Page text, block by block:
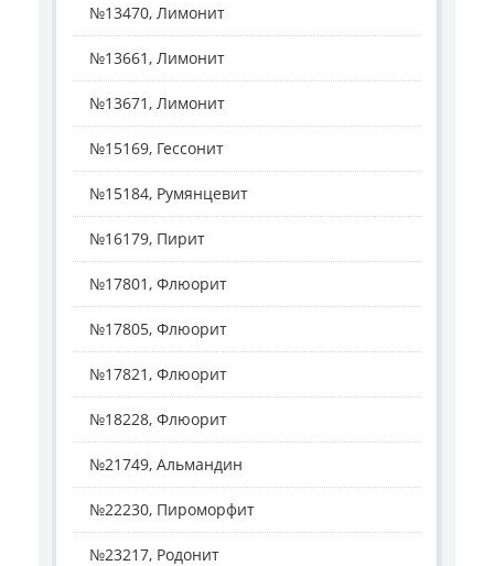
№13470, Лимонит
№13661, Лимонит
№13671, Лимонит
№15169, Гессонит
№15184, Румянцевит
№16179, Пирит
№17801, Флюорит
№17805, Флюорит
№17821, Флюорит
№18228, Флюорит
№21749, Альмандин
№22230, Пироморфит
№23217, Родонит